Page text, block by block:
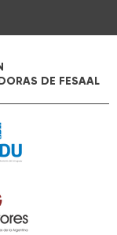
DE FESAAL